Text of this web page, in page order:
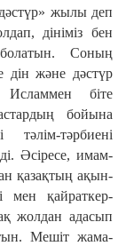
жылы деп
дініміз бен
болатын. Соның
дін және дәстүр
біте
бойына
тәрбиені
Әсіресе, имам­
қазақтың ақын-
мен қайраткер­
жолдан адасып
Мешіт жама­